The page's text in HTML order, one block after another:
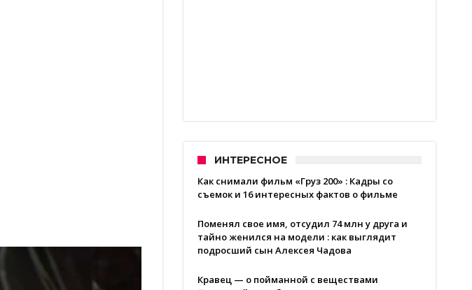
ИНТЕРЕСНОЕ
Как снимали фильм «Груз 200» : Кадры со
съемок и 16 интересных фактов о фильме
Поменял свое имя, отсудил 74 млн у друга и
тайно женился на модели : как выглядит
подросший сын Алексея Чадова
Кравец — о пойманной с веществами